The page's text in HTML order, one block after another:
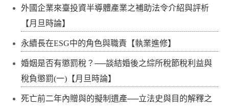
外國企業來臺投資半導體產業之補助法令介紹與評析
【月旦時論】
永續長在ESG中的角色與職責【執業進修】
婚姻是否有懲罰稅？──談結婚後之綜所稅節稅利益與
稅負懲罰(一)【月旦時論】
死亡前二年內贈與的擬制遺產──立法史與目的解釋之